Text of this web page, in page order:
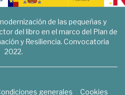
de las pequeñas y
del libro en el marco del Plan de
y Resiliencia. Convocatoria
2022.
generales
Cookies